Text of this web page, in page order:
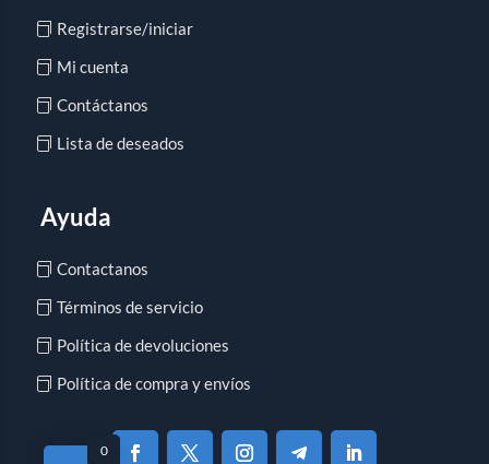
Registrarse/iniciar
Mi cuenta
Contáctanos
Lista de deseados
Ayuda
Contactanos
Términos de servicio
Política de devoluciones
Política de compra y envíos
0